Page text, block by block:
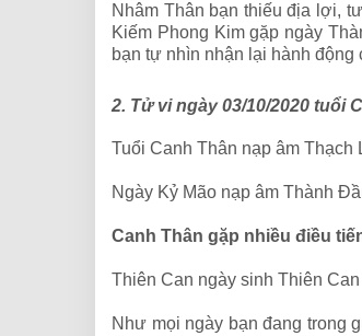
Nhâm Thân bạn thiếu địa lợi,
Kiếm Phong Kim gặp ngày
bạn tự nhìn nhận lại hành
2. Tử vi ngày 03/10/2020 tuổi
Tuổi Canh Thân nạp âm Thạch
Ngày Kỷ Mão nạp âm Thành
Canh Thân gặp nhiều điều
Thiên Can ngày sinh Thiên
Như mọi ngày bạn đang trong